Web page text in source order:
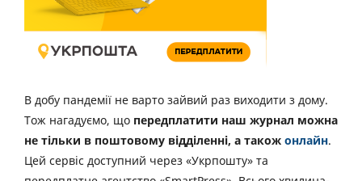
В добу пандемії не варто зайвий раз виходити з дому.
Тож нагадуємо, що передплатити наш журнал можна
не тільки в поштовому відділенні, а також онлайн.
Цей сервіс доступний через «Укрпошту» та